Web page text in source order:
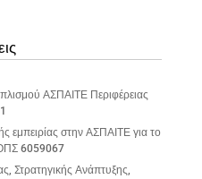
ΑΣΠΑΙΤΕ Περιφέρειας
εμπειρίας στην ΑΣΠΑΙΤΕ για το
6059067
Στρατηγικής Ανάπτυξης,